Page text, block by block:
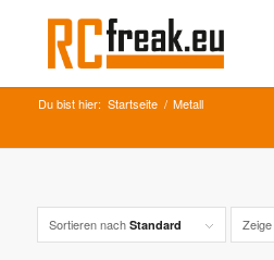
Du bist hier: Startseite / Metall
Sortieren nach Standard Zeige